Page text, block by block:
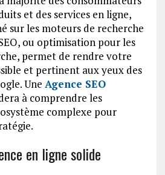
et des services en ligne,
sur les moteurs de recherche
ou optimisation pour les
permet de rendre votre
et pertinent aux yeux des
Une Agence SEO
à comprendre les
complexe pour
en ligne solide